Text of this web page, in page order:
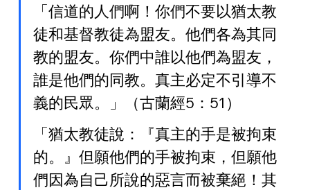
「信道的人們啊！你們不要以猶太教
徒和基督教徒為盟友。他們各為其同
教的盟友。你們中誰以他們為盟友，
誰是他們的同教。真主必定不引導不
義的民眾。」（古蘭經5：51）
「猶太教徒說：『真主的手是被拘束
的。』但願他們的手被拘束，但願他
們因為自己所說的惡言而被棄絕！其